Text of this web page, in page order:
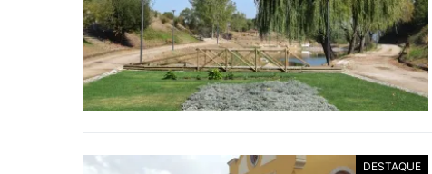
DESTAQUE